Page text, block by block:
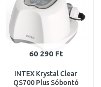
60 290 Ft
INTEX Krystal Clear
QS700 Plus Sóbontó